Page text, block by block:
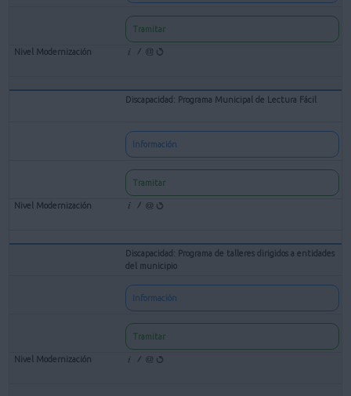
Tramitar
Discapacidad: Programa Municipal de Lectura Fácil
Información
Tramitar
Discapacidad: Programa de talleres dirigidos a entidades
del municipio
Información
Tramitar